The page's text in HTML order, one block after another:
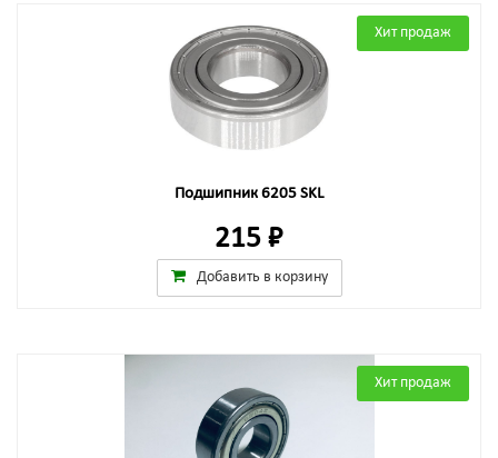
Хит продаж
Подшипник 6205 SKL
215 ₽
Добавить в корзину
Хит продаж